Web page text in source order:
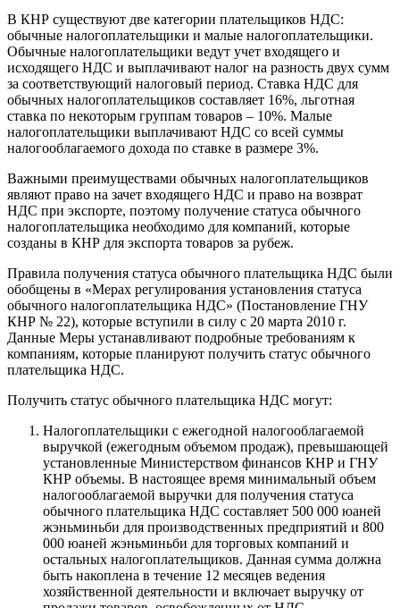
В КНР существуют две категории плательщиков НДС:
обычные налогоплательщики и малые налогоплательщики.
Обычные налогоплательщики ведут учет входящего и
исходящего НДС и выплачивают налог на разность двух сумм
за соответствующий налоговый период. Ставка НДС для
обычных налогоплательщиков составляет 16%, льготная
ставка по некоторым группам товаров – 10%. Малые
налогоплательщики выплачивают НДС со всей суммы
налогооблагаемого дохода по ставке в размере 3%.
Важными преимуществами обычных налогоплательщиков
являют право на зачет входящего НДС и право на возврат
НДС при экспорте, поэтому получение статуса обычного
налогоплательщика необходимо для компаний, которые
созданы в КНР для экспорта товаров за рубеж.
Правила получения статуса обычного плательщика НДС были
обобщены в «Мерах регулирования установления статуса
обычного налогоплательщика НДС» (Постановление ГНУ
КНР № 22), которые вступили в силу с 20 марта 2010 г.
Данные Меры устанавливают подробные требованиям к
компаниям, которые планируют получить статус обычного
плательщика НДС.
Получить статус обычного плательщика НДС могут:
Налогоплательщики с ежегодной налогооблагаемой
выручкой (ежегодным объемом продаж), превышающей
установленные Министерством финансов КНР и ГНУ
КНР объемы. В настоящее время минимальный объем
налогооблагаемой выручки для получения статуса
обычного плательщика НДС составляет 500 000 юаней
жэньминьби для производственных предприятий и 800
000 юаней жэньминьби для торговых компаний и
остальных налогоплательщиков. Данная сумма должна
быть накоплена в течение 12 месяцев ведения
хозяйственной деятельности и включает выручку от